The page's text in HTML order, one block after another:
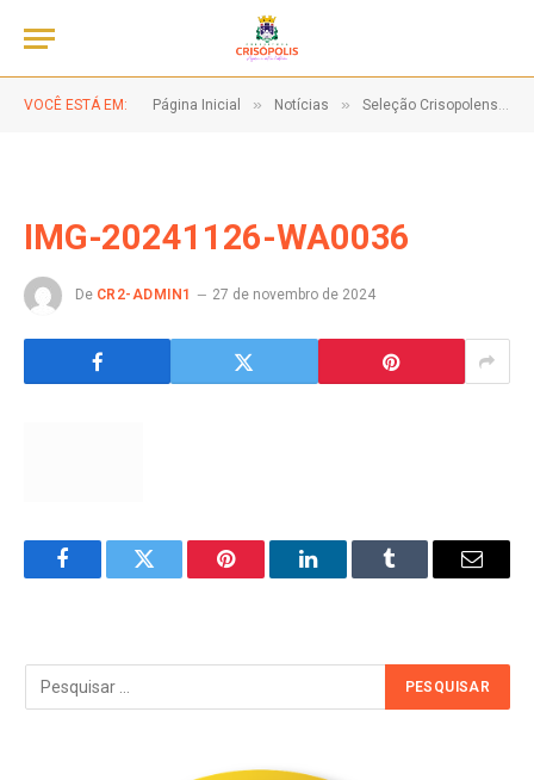
VOCÊ ESTÁ EM: Página Inicial » Notícias » Seleção Crisopolense é vice-campeã do campeonato internacional de seleções
IMG-20241126-WA0036
De CR2-ADMIN1 27 de novembro de 2024
FacebookTwitter Pinterest LinkedInTumblr Email